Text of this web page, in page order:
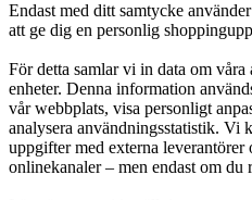
Endast med ditt samtycke
att ge dig en personlig
För detta samlar vi in data om våra
enheter. Denna information
vår webbplats, visa personligt
analysera användningsstatistik. Vi
uppgifter med externa leverantörer
onlinekanaler – men endast om du